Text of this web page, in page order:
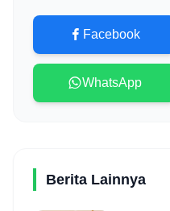
Facebook
WhatsApp
Berita Lainnya